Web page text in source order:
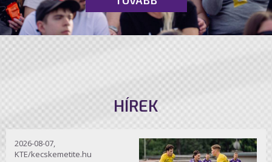
HÍREK
2026-08-07,
KTE/kecskemetite.hu